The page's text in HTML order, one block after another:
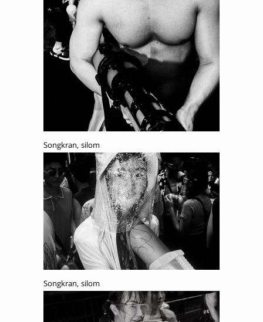
Songkran, silom
Songkran, silom